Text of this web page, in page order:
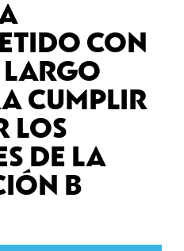
CON
LARGO
CUMPLIR
LOS
DE LA
B